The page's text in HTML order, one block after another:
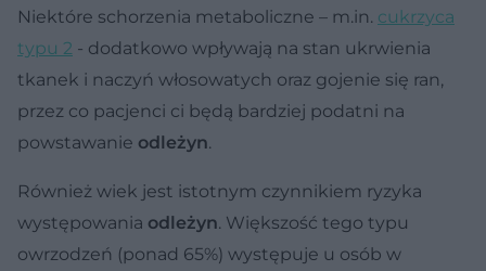
Niektóre schorzenia metaboliczne – m.in. cukrzyca
typu 2 - dodatkowo wpływają na stan ukrwienia
tkanek i naczyń włosowatych oraz gojenie się ran,
przez co pacjenci ci będą bardziej podatni na
powstawanie odleżyn.
Również wiek jest istotnym czynnikiem ryzyka
występowania odleżyn. Większość tego typu
owrzodzeń (ponad 65%) występuje u osób w